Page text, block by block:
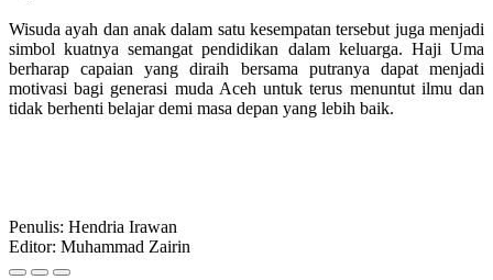
Wisuda ayah dan anak dalam satu kesempatan tersebut juga menjadi
simbol kuatnya semangat pendidikan dalam keluarga. Haji Uma
berharap capaian yang diraih bersama putranya dapat menjadi
motivasi bagi generasi muda Aceh untuk terus menuntut ilmu dan
tidak berhenti belajar demi masa depan yang lebih baik.
Penulis: Hendria Irawan
Editor: Muhammad Zairin